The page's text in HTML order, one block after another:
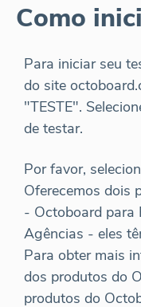
Como
Para iniciar seu
do site
"TESTE".
de testar.
Por favor,
Oferecemos dois
- Octoboard para
Agências - eles
Para obter mais
dos produtos do
produtos do